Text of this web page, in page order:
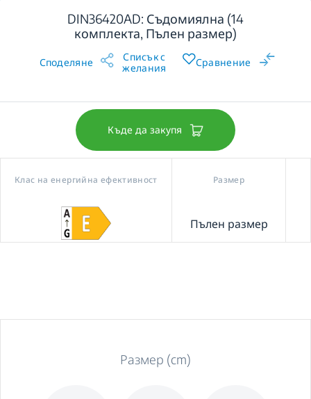
DIN36420AD: Съдомиялна (14
комплекта, Пълен размер)
Споделяне
Списък с
желания
Сравнение
Къде да закупя
Клас на енергийна ефективност Размер
Пълен размер
Размер (cm)